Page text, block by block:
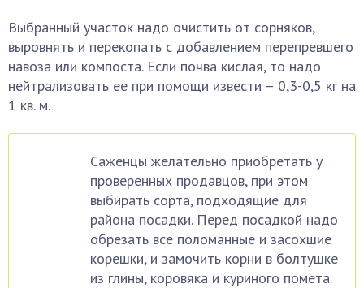
Выбранный участок надо очистить от сорняков,
выровнять и перекопать с добавлением перепревшего
навоза или компоста. Если почва кислая, то надо
нейтрализовать ее при помощи извести – 0,3-0,5 кг на
1 кв. м.
Саженцы желательно приобретать у
проверенных продавцов, при этом
выбирать сорта, подходящие для
района посадки. Перед посадкой надо
обрезать все поломанные и засохшие
корешки, и замочить корни в болтушке
из глины, коровяка и куриного помета.